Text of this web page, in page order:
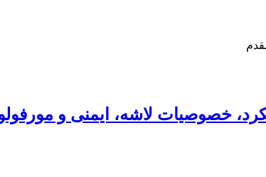
خصوصیات لاشه، ایمنی و